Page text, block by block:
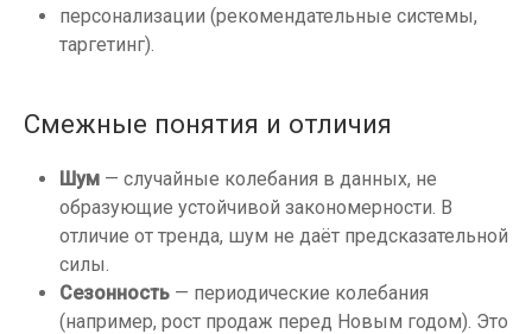
персонализации (рекомендательные системы,
таргетинг).
Смежные понятия и отличия
Шум — случайные колебания в данных, не
образующие устойчивой закономерности. В
отличие от тренда, шум не даёт предсказательной
силы.
Сезонность — периодические колебания
(например, рост продаж перед Новым годом). Это